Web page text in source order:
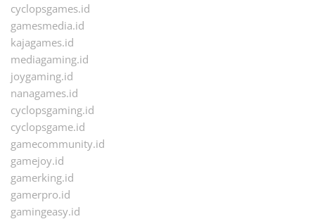
cyclopsgames.id
gamesmedia.id
kajagames.id
mediagaming.id
joygaming.id
nanagames.id
cyclopsgaming.id
cyclopsgame.id
gamecommunity.id
gamejoy.id
gamerking.id
gamerpro.id
gamingeasy.id